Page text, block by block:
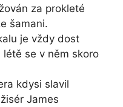
za prokleté
šamani.
je vždy dost
létě se v něm skoro
kdysi slavil
James